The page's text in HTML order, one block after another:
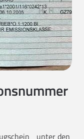
unter den